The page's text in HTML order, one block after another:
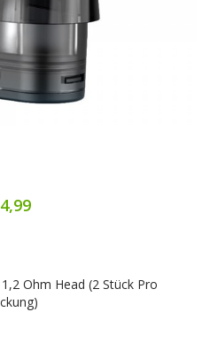
Ohm Head (2 Stück Pro